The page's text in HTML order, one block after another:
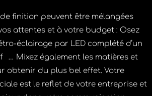
finition peuvent être mélangées
attentes et à votre budget : Osez
éclairage par LED complété d’un
… Mixez également les matières et
obtenir du plus bel effet. Votre
est le reflet de votre entreprise et